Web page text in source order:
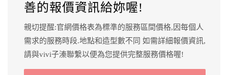
善的報價資訊給妳喔!
親切提醒:官網價格表為標準的服務區間價格,因每個人
需求的服務時段.地點和造型數不同 如需詳細報價資訊,
請與vivi子溱聯繫以便為您提供完整服務價格喔!